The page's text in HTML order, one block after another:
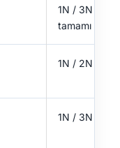
1N / 3N /
tamamı
1N / 2N
1N / 3N